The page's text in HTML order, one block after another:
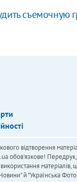
съемочную
відтворення
обов'язкове!
матеріалів,
й "Українська